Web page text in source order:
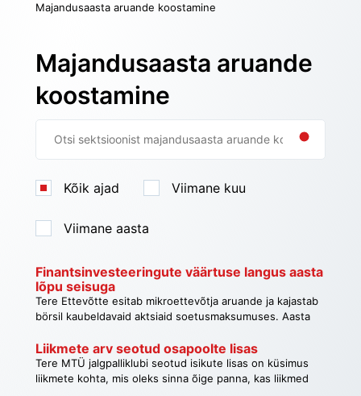
Majandusaasta aruande koostamine
Majandusaasta aruande
koostamine
Kõik ajad Viimane kuu
Viimane aasta
Finantsinvesteeringute väärtuse langus aasta
lõpu seisuga
Tere Ettevõtte esitab mikroettevõtja aruande ja kajastab
börsil kaubeldavaid aktsiaid soetusmaksumuses. Aasta
turuväärtus oli 31.12 seisuga 12 000 eur. Kas aruandes on
vajalik siiski aktsiad alla hinnata? (või on tegemist ajutise
turuhinna kõikumisega ja seda ei arvestata). Tänan
Liikmete arv seotud osapoolte lisas
Tere MTÜ jalgpalliklubi seotud isikute lisas on küsimus
liikmete kohta, mis oleks sinna õige panna, kas liikmed
Küsimus